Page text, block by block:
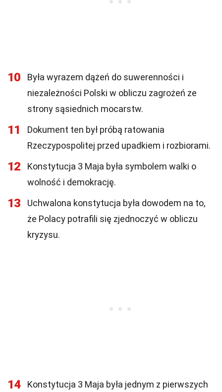
10
Była wyrazem dążeń do suwerenności i
niezależności Polski w obliczu zagrożeń ze
strony sąsiednich mocarstw.
11
Dokument ten był próbą ratowania
Rzeczypospolitej przed upadkiem i rozbiorami.
12
Konstytucja 3 Maja była symbolem walki o
wolność i demokrację.
13
Uchwalona konstytucja była dowodem na to,
że Polacy potrafili się zjednoczyć w obliczu
kryzysu.
14
Konstytucja 3 Maja była jednym z pierwszych